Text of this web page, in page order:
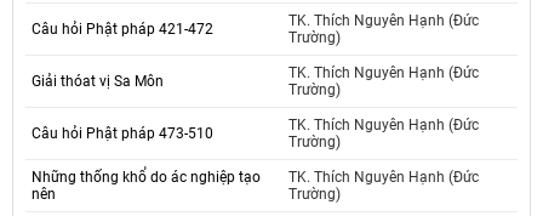
Câu hỏi Phật pháp 421-472
TK. Thích Nguyên Hạnh (Đức
Trường)
Giải thóat vị Sa Môn
TK. Thích Nguyên Hạnh (Đức
Trường)
Câu hỏi Phật pháp 473-510
TK. Thích Nguyên Hạnh (Đức
Trường)
Những thống khổ do ác nghiệp tạo
nên
TK. Thích Nguyên Hạnh (Đức
Trường)